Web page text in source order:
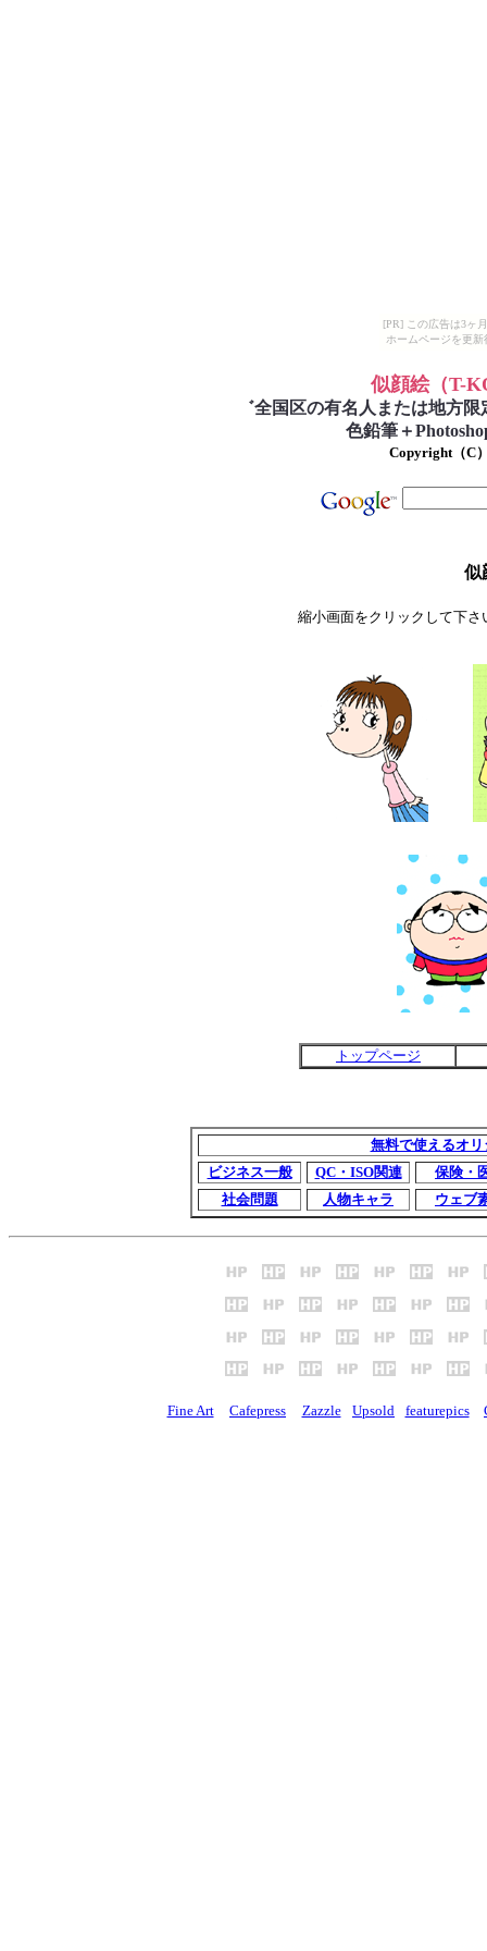
[PR] この広告は3ヶ
ホームページを更
似顔絵（T-
゛全国区の有名人または地方
色鉛筆＋
Copyright（C
似
縮小画面をクリックして下
トップページ
無料で使えるオ
ビジネス一般
QC・ISO関連
保険・
社会問題
人物キャラ ウェブ
Fine Art Cafepress Zazzle Upsold featurepics